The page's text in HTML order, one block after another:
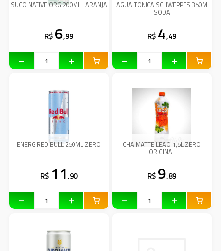
SUCO NATIVE ORG 200ML LARANJA
R$ 6,99
AGUA TONICA SCHWEPPES 350M
SODA
R$ 4,49
ENERG RED BULL 250ML ZERO
R$ 11,90
CHA MATTE LEAO 1,5L ZERO
ORIGINAL
R$ 9,89